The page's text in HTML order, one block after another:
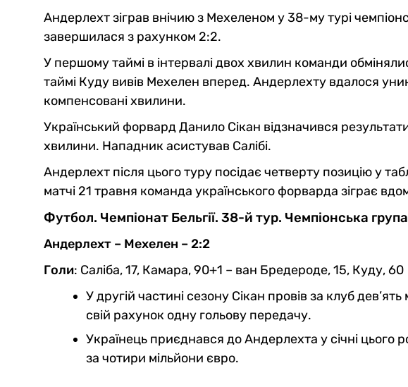
Андерлехт зіграв внічию з Мехеленом у 38-му турі
завершилася з рахунком 2:2.
У першому таймі в інтервалі двох хвилин команди
таймі Куду вивів Мехелен вперед. Андерлехту вдалося
компенсовані хвилини.
Український форвард Данило Сікан відзначився
хвилини. Нападник асистував Салібі.
Андерлехт після цього туру посідає четверту позицію у
матчі 21 травня команда українського форварда зіграє
Футбол. Чемпіонат Бельгії. 38-й тур. Чемпіонська група
Андерлехт – Мехелен – 2:2
Голи: Саліба, 17, Камара, 90+1 – ван Бредероде, 15, Куду, 60
У другій частині сезону Сікан провів за клуб
свій рахунок одну гольову передачу.
Українець приєднався до Андерлехта у січні
за чотири мільйони євро.